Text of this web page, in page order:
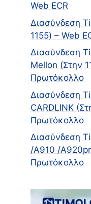
Web ECR
Διασύνδεση
1155) – Web
Διασύνδεση
Mellon (Στην
Πρωτόκολλο
Διασύνδεση
CARDLINK
Πρωτόκολλο
Διασύνδεση
/A910 /
Πρωτόκολλο